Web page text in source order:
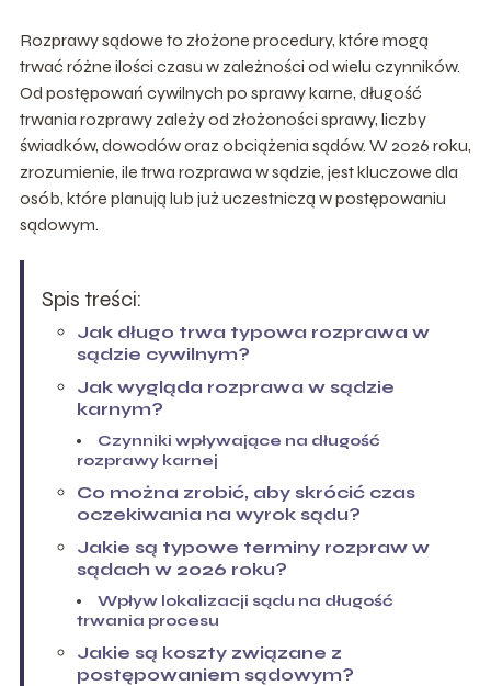
Rozprawy sądowe to złożone procedury, które mogą
trwać różne ilości czasu w zależności od wielu czynników.
Od postępowań cywilnych po sprawy karne, długość
trwania rozprawy zależy od złożoności sprawy, liczby
świadków, dowodów oraz obciążenia sądów. W 2026 roku,
zrozumienie, ile trwa rozprawa w sądzie, jest kluczowe dla
osób, które planują lub już uczestniczą w postępowaniu
sądowym.
Spis treści:
Jak długo trwa typowa rozprawa w
sądzie cywilnym?
Jak wygląda rozprawa w sądzie
karnym?
Czynniki wpływające na długość
rozprawy karnej
Co można zrobić, aby skrócić czas
oczekiwania na wyrok sądu?
Jakie są typowe terminy rozpraw w
sądach w 2026 roku?
Wpływ lokalizacji sądu na długość
trwania procesu
Jakie są koszty związane z
postępowaniem sądowym?